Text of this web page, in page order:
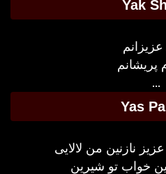
Yak
عزیزانم
پریشانم
...
Yas
عزیز نازنین من لالایی
خواب تو شیرین